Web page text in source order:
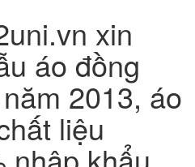
xin
áo đồng
2013, áo
liệu